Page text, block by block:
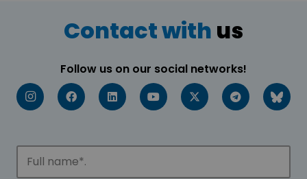
Contact with us
Follow us on our social networks!